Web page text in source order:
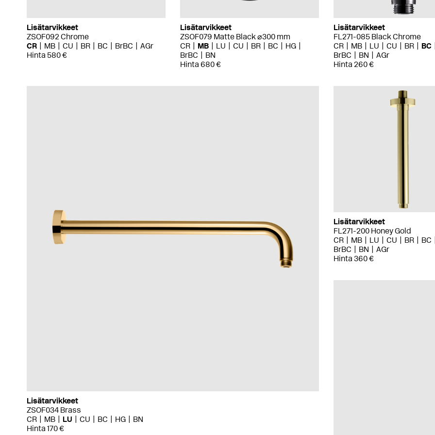
Lisätarvikkeet
ZSOF092 Chrome
CR
MB CU BR BC BrBC
AGr
Hinta 580 €
Lisätarvikkeet
ZSOF079 Matte Black ⌀300 mm
CR
MB LU CU BR BC
HG
BrBC
BN
Hinta 680 €
Lisätarvikkeet
FL271-085 Black Chrome
CR
MB LU CU BR
BC
BrBC
BN
AGr
Hinta 260 €
Lisätarvikkeet
ZSOF034 Brass
CR
MB LU CU BC HG
BN
Hinta 170 €
Lisätarvikkeet
FL271-200 Honey Gold
CR
MB LU CU BR
BC
BrBC
BN
AGr
Hinta 360 €